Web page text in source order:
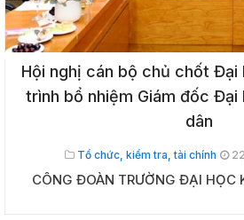
Hội nghị cán bộ chủ chốt
trình bổ nhiệm Giám đốc Đại
dân
Tổ chức, kiểm tra, tài chính
CÔNG ĐOÀN TRƯỜNG ĐẠI HỌC